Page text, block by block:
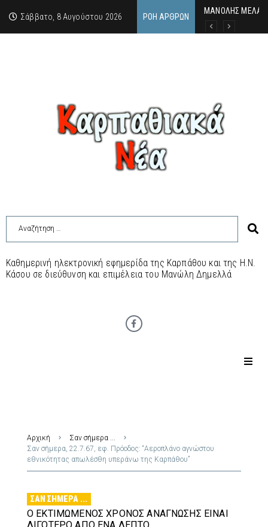
Σάββατο, 8 Αυγούστου 2026 ΡΟΉ ΆΡΘΡΩΝ
MΑΝΟΛΗΣ ΜΕΛΑΣ:
ΕΚΔΗΛΩΣΗ ΤΙΜΗΣ
Κάθε καλοκαίρι
Καθημερινή ηλεκτρονική εφημερίδα της Καρπάθου και της Η.Ν.
Κάσου σε διεύθυνση και επιμέλεια του Μανώλη Δημελλά
Αρχική
Σαν σήμερα ...
Σαν σήμερα, 22.7.67, εφ. Πρόοδος: “Αεροπλάνο αγνώστου
εθνικότητας απωλέσθη υπεράνω της Καρπάθου”
ΣΑΝ ΣΉΜΕΡΑ ...
Ο ΕΚΤΙΜΏΜΕΝΟΣ ΧΡΌΝΟΣ ΑΝΆΓΝΩΣΗΣ ΕΊΝΑΙ